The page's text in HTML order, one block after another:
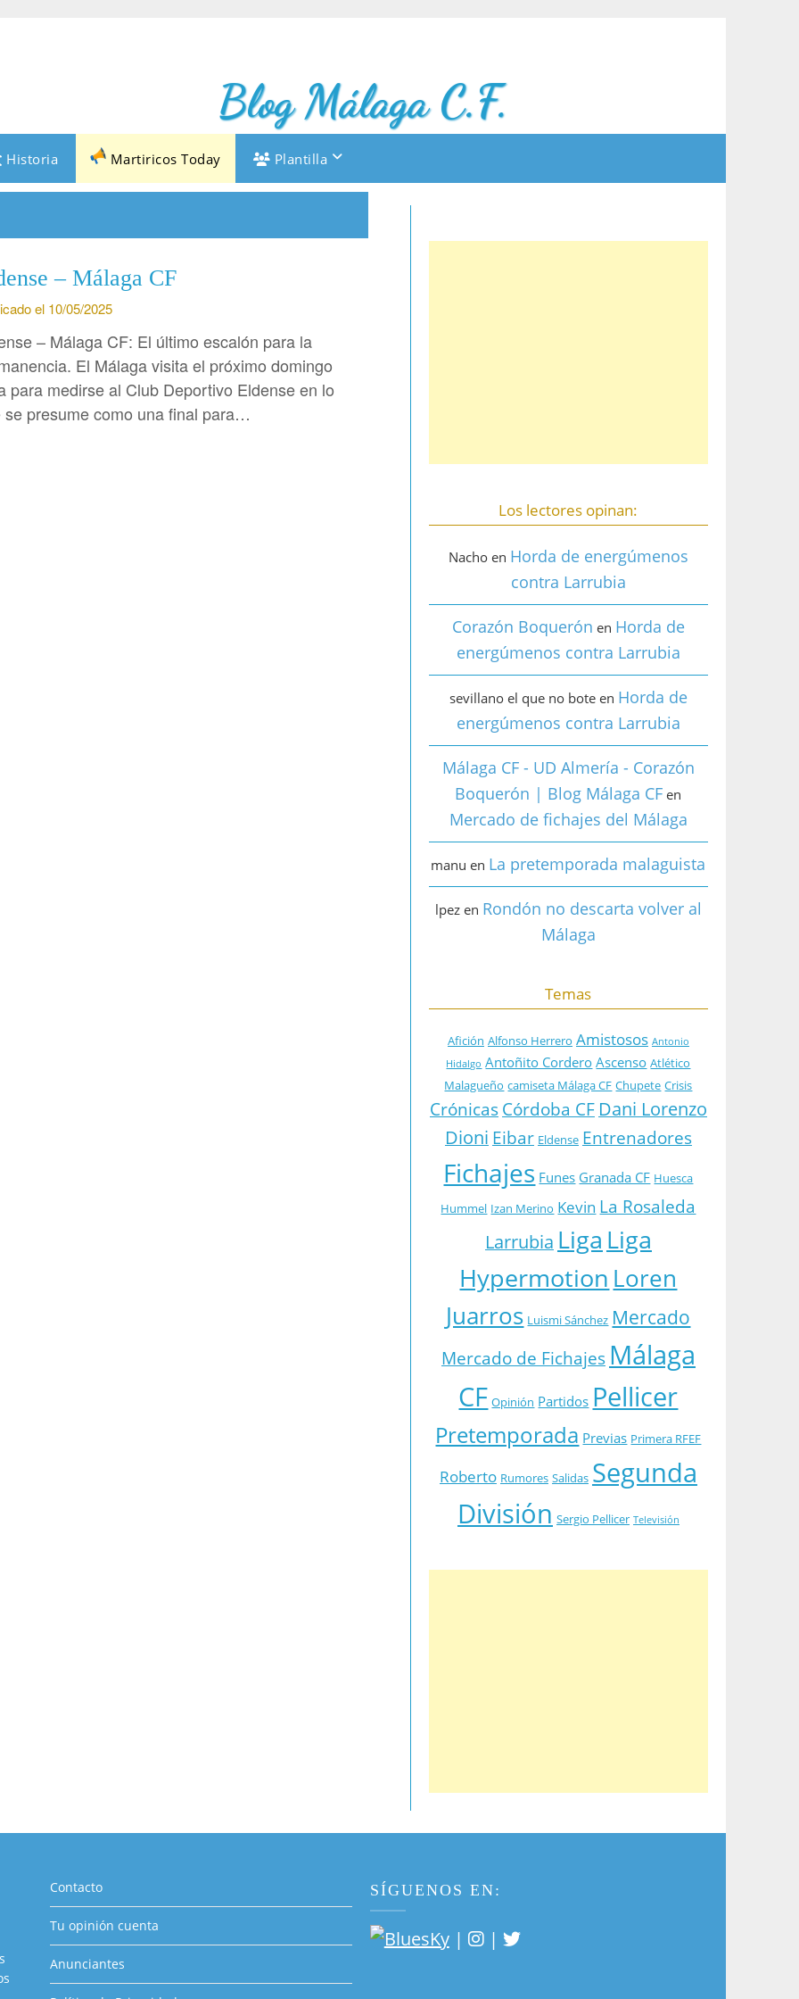
Blog Málaga C.F.
Historia Martiricos Today Plantilla
– Málaga CF
el 10/05/2025
– Málaga CF: El último escalón para la
El Málaga visita el próximo domingo
para medirse al Club Deportivo Eldense en lo
se presume como una final para…
Los lectores opinan:
Nachoen Horda de energúmenos
contra Larrubia
Corazón Boquerón en Horda de
energúmenos contra Larrubia
sevillano el que no boteen Horda de
energúmenos contra Larrubia
Málaga CF - UD Almería - Corazón
Boquerón | Blog Málaga CF en
Mercado de fichajes del Málaga
manu en La pretemporada malaguista
lpezen Rondón no descarta volver al
Málaga
Temas
Afición Alfonso Herrero Amistosos Antonio
Hidalgo Antoñito Cordero Ascenso Atlético
Malagueño camiseta Málaga CF Chupete Crisis
Crónicas Córdoba CF Dani Lorenzo
Dioni Eibar Eldense Entrenadores
Fichajes Funes Granada CF Huesca
Hummel Izan Merino Kevin La Rosaleda
Larrubia Liga Liga
Hypermotion Loren
Juarros Luismi Sánchez Mercado
Mercado de Fichajes Málaga
CF Opinión Partidos Pellicer
Pretemporada Previas Primera RFEF
Roberto Rumores Salidas Segunda
División Sergio Pellicer Televisión
Contacto
Tu opinión cuenta
Anunciantes
SÍGUENOS EN:
| |